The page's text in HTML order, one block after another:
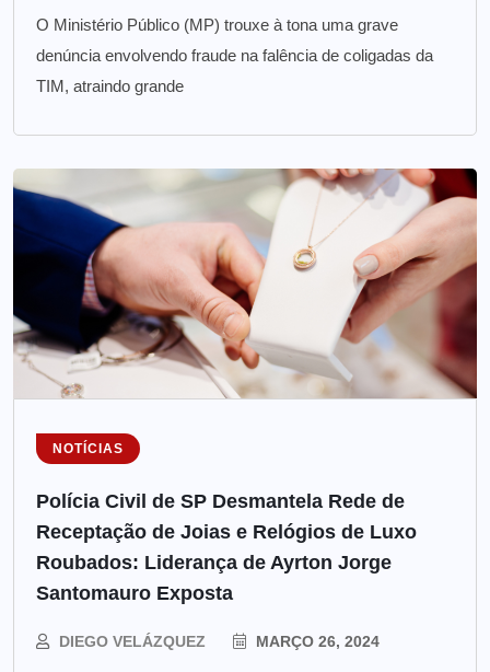
O Ministério Público (MP) trouxe à tona uma grave
denúncia envolvendo fraude na falência de coligadas da
TIM, atraindo grande
NOTÍCIAS
Polícia Civil de SP Desmantela Rede de
Receptação de Joias e Relógios de Luxo
Roubados: Liderança de Ayrton Jorge
Santomauro Exposta
DIEGO VELÁZQUEZ MARÇO 26, 2024